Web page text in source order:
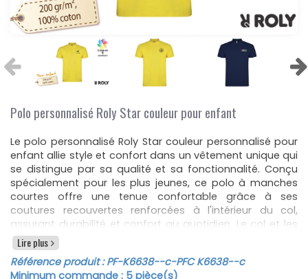
Polo personnalisé Roly Star couleur pour enfant
Le polo personnalisé Roly Star couleur personnalisé pour
enfant allie style et confort dans un vêtement unique qui
se distingue par sa qualité et sa fonctionnalité. Conçu
spécialement pour les plus jeunes, ce polo à manches
courtes offre une tenue confortable grâce à ses
coutures recouvertes renforcées à l'intérieur du col,
assurant durabilité et confort au quotidien. Le col et les
poignets en côte 1x1 ajoutent une touche d'élégance et
assurent un ajustement parfait, tandis que les coutures
latérales garantissent une forme stable et une finition
Lire plus
Référence produit :PF-K6638--c-PFC K6638--c
Minimum commande : 5 pièce(s)